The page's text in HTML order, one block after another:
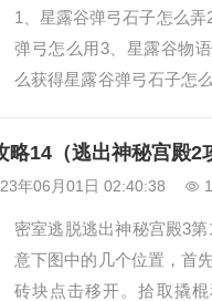
来一起探讨一下。1.了解
买卡牌时，...
1、星露谷弹弓石子怎么弄
弹弓怎么用3、星露谷物
么获得星露谷弹弓石子怎
院子里敲石头获得石子，
弓可以在矿洞的四十层的
露谷物语手...
14（逃出神秘宫殿2
年06月01日 02:40:38
密室逃脱逃出神秘宫殿3
意下图中的几个位置，首
砖块点击移开。拾取撬